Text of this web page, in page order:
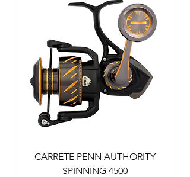
CARRETE PENN AUTHORITY
SPINNING 4500